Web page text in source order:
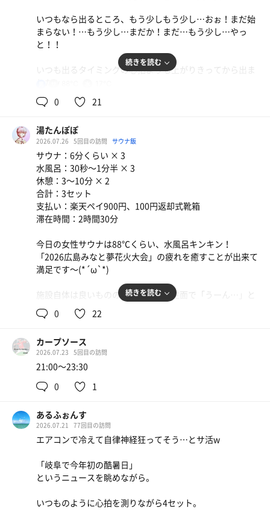
水
いつもなら出るところ、もう少しもう少し…おぉ！まだ始
まらない！…もう少し…まだか！まだ…もう少し…やっ
と！！
いつも出るタイミングの心拍よりも上がりきってから出ま
家族で来ていたので子供の様子も気にしつつ3セットか
今日も良いお湯でした。
続きを読む
0 21
湯たんぽぽ
2026.07.26 5回目の訪問 サウナ飯
サウナ：6分くらい × 3
水風呂：30秒〜1分半 × 3
休憩：3〜10分 × 2
合計：3セット
支払い：楽天ペイ900円、100円返却式靴箱
滞在時間：2時間30分
今日の女性サウナは88℃くらい、水風呂キンキン！
「2026広島みなと夢花火大会」の疲れを癒すことが出来て
満足です〜(*´ω`*)
施設自体は良いものの、やっぱり衛生面で「うーん…」と
思う部分が多くてちょっと残念。
そこがクリアになればもっと通いたいなぁ
生ソーセージとなすと大葉のやーつ
続きを読む
0 22
カープソース
2026.07.23 5回目の訪問
21:00〜23:30
0
1
あるふぉんす
2026.07.21 77回目の訪問
エアコンで冷えて自律神経狂ってそう…とサ活w
「岐阜で今年初の酷暑日」
というニュースを眺めながら。
いつものように心拍を測りながら4セット。